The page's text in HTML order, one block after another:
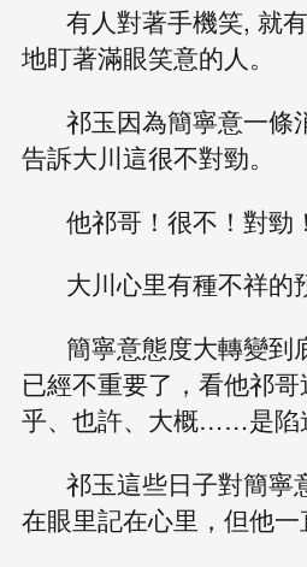
有人對著手機笑, 就
地盯著滿眼笑意的人。
祁玉因為簡寧意一條
告訴大川這很不對勁。
他祁哥！很不！對勁！
大川心里有種不祥的
簡寧意態度大轉變到
已經不重要了，看他祁
乎、也許、大概……是陷
祁玉這些日子對簡寧
在眼里記在心里，但他一